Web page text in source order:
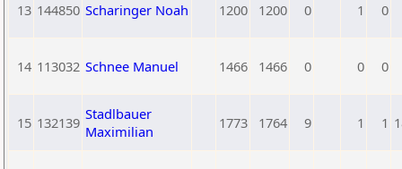
13 144850 Scharinger Noah 1200 1200 0 1 0
14 113032 Schnee Manuel 1466 1466 0 0 0
15 132139 Stadlbauer
Maximilian
1773 1764 9 1 1